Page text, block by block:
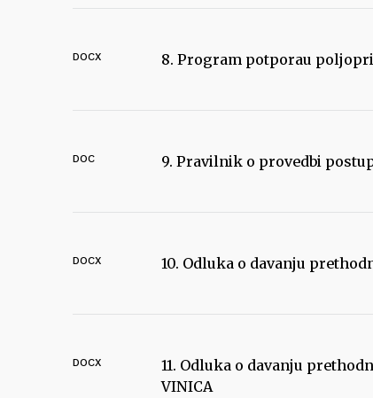
DOCX 8. Program potporau
DOC 9. Pravilnik o provedbi
DOCX 10. Odluka o davanju
DOCX
11. Odluka o davanju
VINICA